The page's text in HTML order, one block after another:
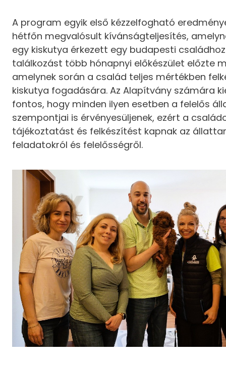
A program egyik első kézzelfogható
hétfőn megvalósult kívánságteljesítés,
egy kiskutya érkezett egy budapesti
találkozást több hónapnyi előkészület előzte
amelynek során a család teljes mértékben
kiskutya fogadására. Az Alapítvány számára
fontos, hogy minden ilyen esetben a felelős
szempontjai is érvényesüljenek, ezért a
tájékoztatást és felkészítést kapnak az
feladatokról és felelősségről.